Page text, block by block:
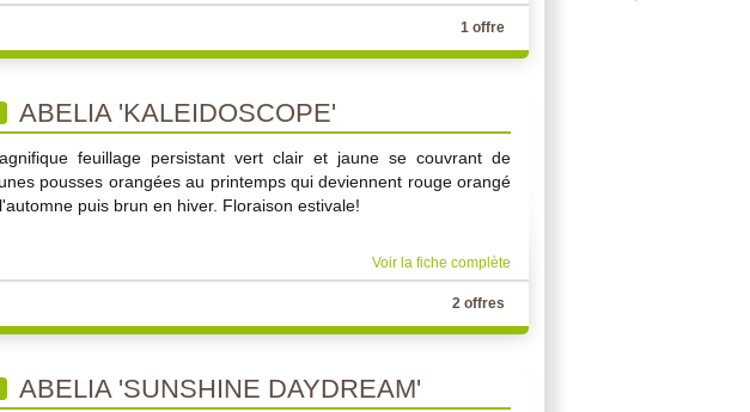
1 offre
ABELIA 'KALEIDOSCOPE'
feuillage persistant vert clair et jaune se couvrant de
pousses orangées au printemps qui deviennent rouge orangé
puis brun en hiver. Floraison estivale!
Voir la fiche complète
2 offres
ABELIA 'SUNSHINE DAYDREAM'